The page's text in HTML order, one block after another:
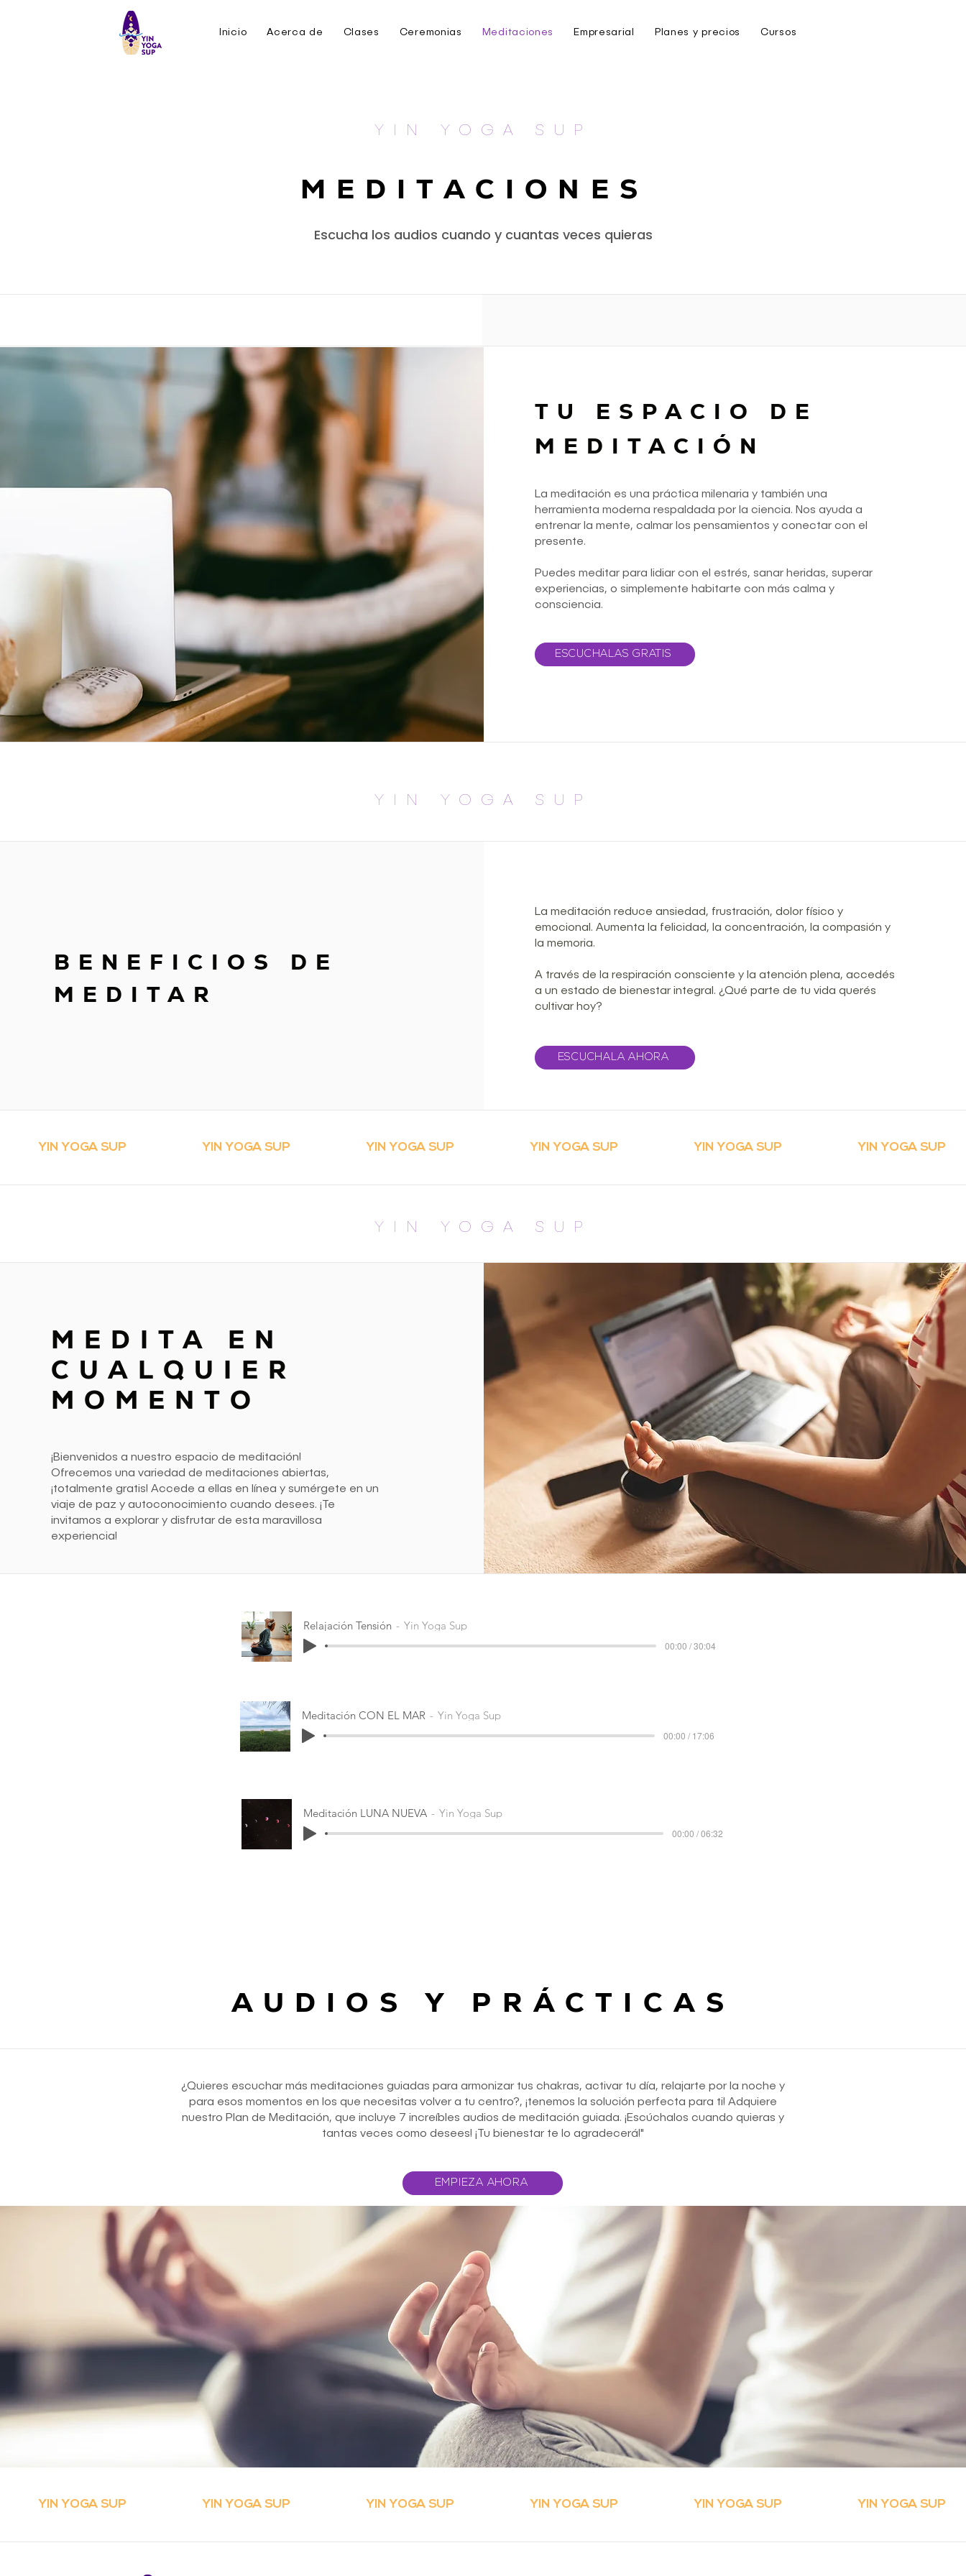
Inicio Acerca de Clases Ceremonias Meditaciones Empresarial Planes y precios Cursos
YIN YOGA SUP
MEDITACIONES
Escucha los audios cuando y cuantas veces quieras
TU ESPACIO DE
MEDITACIÓN
La meditación es una práctica milenaria y también una
herramienta moderna respaldada por la ciencia. Nos ayuda a
entrenar la mente, calmar los pensamientos y conectar con el
presente.
Puedes meditar para lidiar con el estrés, sanar heridas, superar
experiencias, o simplemente habitarte con más calma y
consciencia.
ESCUCHALAS GRATIS
YIN YOGA SUP
BENEFICIOS DE
MEDITAR
La meditación reduce ansiedad, frustración, dolor físico y
emocional. Aumenta la felicidad, la concentración, la compasión y
la memoria.
A través de la respiración consciente y la atención plena, accedés
a un estado de bienestar integral. ¿Qué parte de tu vida querés
cultivar hoy?
ESCUCHALA AHORA
YIN YOGA SUP YIN YOGA SUP YIN YOGA SUP YIN YOGA SUP YIN YOGA SUP YIN YOGA SUP
YIN YOGA SUP
MEDITA EN
CUALQUIER
MOMENTO
¡Bienvenidos a nuestro espacio de meditación!
Ofrecemos una variedad de meditaciones abiertas,
¡totalmente gratis! Accede a ellas en línea y sumérgete en un
viaje de paz y autoconocimiento cuando desees. ¡Te
invitamos a explorar y disfrutar de esta maravillosa
experiencia!
Relajación Tensión Yin Yoga Sup
00:00 / 30:04
Meditación CON EL MAR Yin Yoga Sup
00:00 / 17:06
Meditación LUNA NUEVA Yin Yoga Sup
00:00 / 06:32
AUDIOS Y PRÁCTICAS
¿Quieres escuchar más meditaciones guiadas para armonizar tus chakras, activar tu día, relajarte por la noche y
para esos momentos en los que necesitas volver a tu centro?, ¡tenemos la solución perfecta para ti! Adquiere
nuestro Plan de Meditación, que incluye 7 increíbles audios de meditación guiada. ¡Escúchalos cuando quieras y
tantas veces como desees! ¡Tu bienestar te lo agradecerá!"
EMPIEZA AHORA
YIN YOGA SUP YIN YOGA SUP YIN YOGA SUP YIN YOGA SUP YIN YOGA SUP YIN YOGA SUP